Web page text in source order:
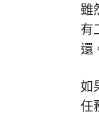
雖
有
還
如
任